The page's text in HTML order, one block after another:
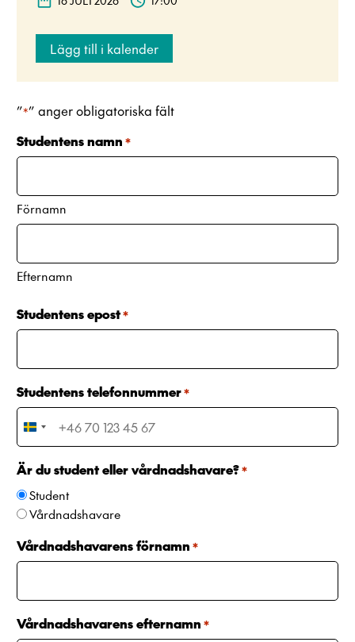
Lägg till i kalender
”*” anger obligatoriska fält
Studentens namn *
Förnamn
Efternamn
Studentens epost*
Studentens telefonnummer*
S
w
e
n
4
6
Är du student eller vårdnadshavare?*
Student
Vårdnadshavare
Vårdnadshavarens förnamn *
Vårdnadshavarens efternamn *